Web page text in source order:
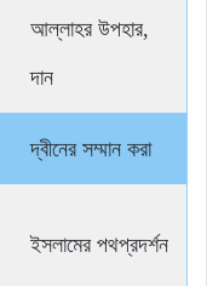
আল্লাহর উপহার,
দান
দ্বীনের সম্মান করা
ইসলামের পথপ্রদর্শন